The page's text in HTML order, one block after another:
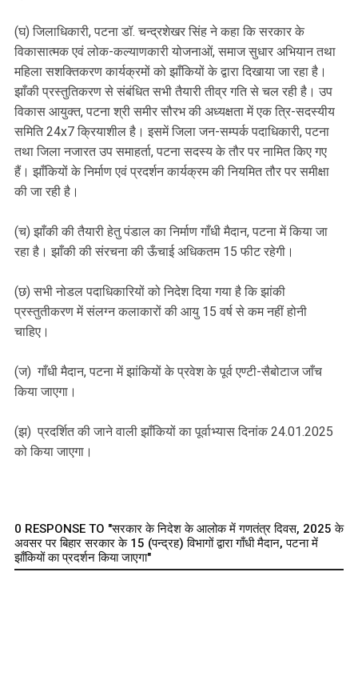
(घ) जिलाधिकारी, पटना डॉ. चन्द्रशेखर सिंह ने कहा कि सरकार के
विकासात्मक एवं लोक-कल्याणकारी योजनाओं, समाज सुधार अभियान तथा
महिला सशक्तिकरण कार्यक्रमों को झाँकियों के द्वारा दिखाया जा रहा है।
झाँकी प्रस्तुतिकरण से संबंधित सभी तैयारी तीव्र गति से चल रही है। उप
विकास आयुक्त, पटना श्री समीर सौरभ की अध्यक्षता में एक त्रि-सदस्यीय
समिति 24x7 क्रियाशील है। इसमें जिला जन-सम्पर्क पदाधिकारी, पटना
तथा जिला नजारत उप समाहर्ता, पटना सदस्य के तौर पर नामित किए गए
हैं। झाँकियों के निर्माण एवं प्रदर्शन कार्यक्रम की नियमित तौर पर समीक्षा
की जा रही है।
(च) झाँकी की तैयारी हेतु पंडाल का निर्माण गाँधी मैदान, पटना में किया जा
रहा है। झाँकी की संरचना की ऊँचाई अधिकतम 15 फीट रहेगी।
(छ) सभी नोडल पदाधिकारियों को निदेश दिया गया है कि झांकी
प्रस्तुतीकरण में संलग्न कलाकारों की आयु 15 वर्ष से कम नहीं होनी
चाहिए।
(ज) गाँधी मैदान, पटना में झांकियों के प्रवेश के पूर्व एण्टी-सैबोटाज जाँच
किया जाएगा।
(झ) प्रदर्शित की जाने वाली झाँकियों का पूर्वाभ्यास दिनांक 24.01.2025
को किया जाएगा।
0 RESPONSE TO "सरकार के निदेश के आलोक में गणतंत्र दिवस, 2025 के
अवसर पर बिहार सरकार के 15 (पन्द्रह) विभागों द्वारा गाँधी मैदान, पटना में
झाँकियों का प्रदर्शन किया जाएगा"